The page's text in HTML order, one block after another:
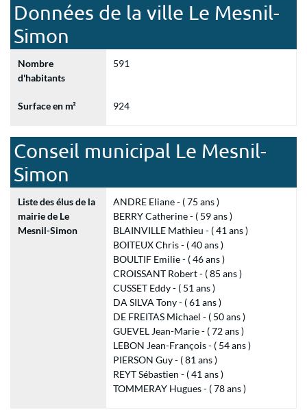
Données de la ville Le Mesnil-
Simon
Nombre
d'habitants
591
Surface en m² 924
Conseil municipal Le Mesnil-
Simon
Liste des élus de la
mairie de Le
Mesnil-Simon
ANDRE Eliane - ( 75 ans )
BERRY Catherine - ( 59 ans )
BLAINVILLE Mathieu - ( 41 ans )
BOITEUX Chris - ( 40 ans )
BOULTIF Emilie - ( 46 ans )
CROISSANT Robert - ( 85 ans )
CUSSET Eddy - ( 51 ans )
DA SILVA Tony - ( 61 ans )
DE FREITAS Michael - ( 50 ans )
GUEVEL Jean-Marie - ( 72 ans )
LEBON Jean-François - ( 54 ans )
PIERSON Guy - ( 81 ans )
REYT Sébastien - ( 41 ans )
TOMMERAY Hugues - ( 78 ans )